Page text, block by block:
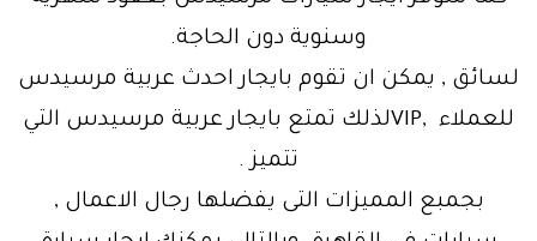
وسنوية دون الحاجة.
لسائق , يمكن ان تقوم بايجار احدث عربية مرسيدس
للعملاء ,VIPلذلك تمتع بايجار عربية مرسيدس التي
تتميز .
بجمبع المميزات التى يفضلها رجال الاعمال ,